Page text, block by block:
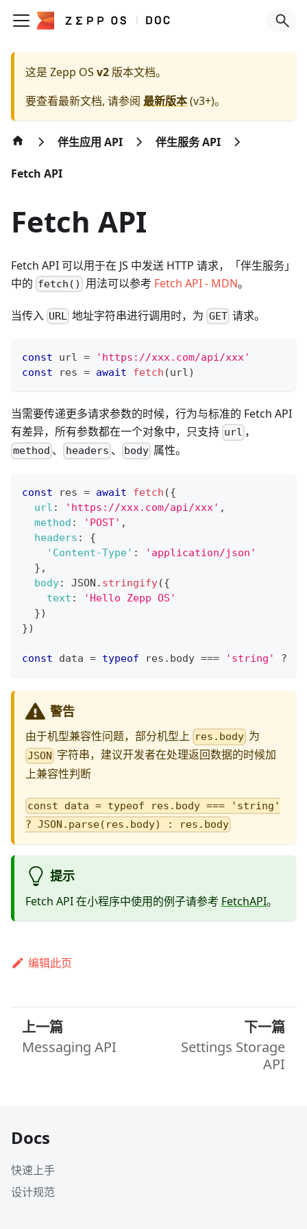
这是 Zepp OS v2 版本文档。
要查看最新文档, 请参阅 最新版本(v3+)。
伴生应用 API 伴生服务 API
Fetch API
Fetch API
Fetch API 可以用于在 JS 中发送 HTTP 请求，「伴生服务」
中的 fetch() 用法可以参考 Fetch API - MDN。
当传入 URL 地址字符串进行调用时，为 GET请求。
const url =
'https://xxx.com/api/xxx'
const res = await fetch (url)
当需要传递更多请求参数的时候，行为与标准的 Fetch API
有差异，所有参数都在一个对象中，只支持 url ，
method 、 headers 、 body 属性。
const res = await fetch ({
url : 'https://xxx.com/api/xxx' ,
method : 'POST' ,
headers :
{
'Content-Type' :
'application/json'
} ,
body: JSON . stringify({
text :
'Hello Zepp OS'
})
})
const data = typeof res . body === 'string' ?
警告
由于机型兼容性问题，部分机型上 res.body 为
JSON 字符串，建议开发者在处理返回数据的时候加
上兼容性判断
const data = typeof res.body === 'string'
? JSON.parse(res.body) : res.body
提示
Fetch API 在小程序中使用的例子请参考 FetchAPI。
编辑此页
上一篇
Messaging API
下一篇
Settings Storage
API
Docs
快速上手
设计规范